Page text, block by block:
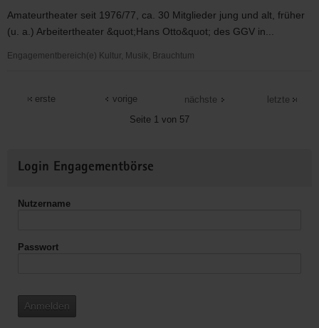
Amateurtheater seit 1976/77, ca. 30 Mitglieder jung und alt, früher
(u. a.) Arbeitertheater &quot;Hans Otto&quot; des GGV in...
Engagementbereich(e) Kultur, Musik, Brauchtum
erste
vorige
Seite 1 von 57
nächste letzte
Informationen
Login Engagementbörse
Nutzername
Passwort
Anmelden